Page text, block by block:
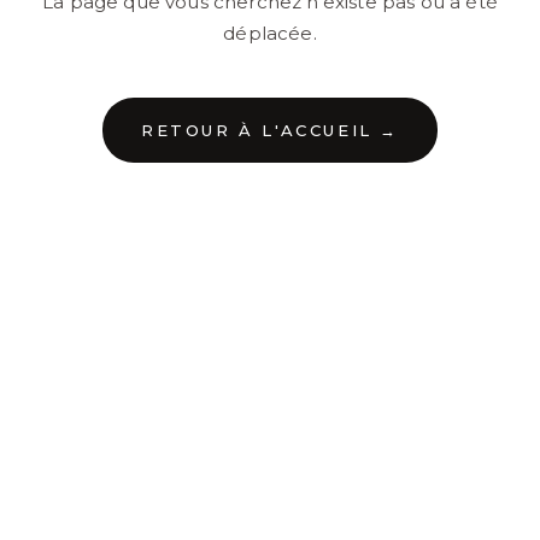
déplacée.
RETOUR À L'ACCUEIL →